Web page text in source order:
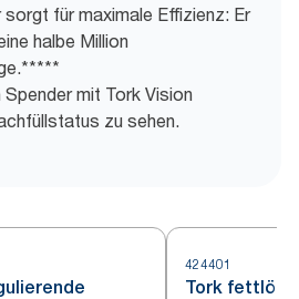
für maximale Effizienz: Er
halbe Million
Spender mit Tork Vision
zu sehen.
424401
Tork